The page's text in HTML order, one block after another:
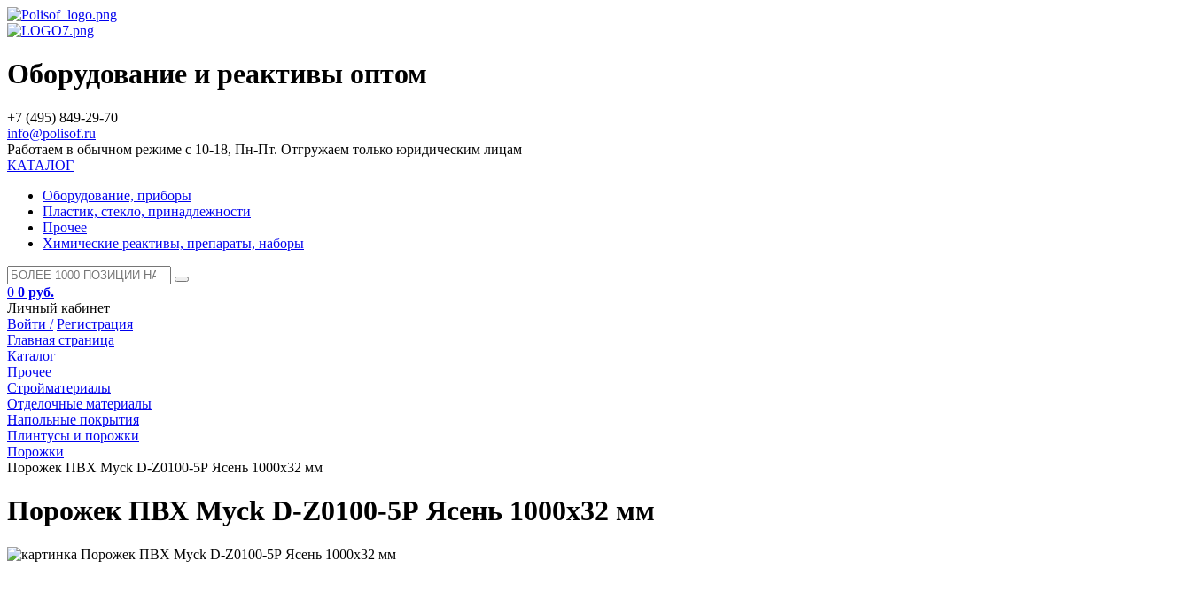
Оборудование и реактивы оптом
+7 (495) 849-29-70
info@polisof.ru
Работаем в обычном режиме с 10-18, Пн-Пт. Отгружаем только юридическим лицам
КАТАЛОГ
Оборудование, приборы
Пластик, стекло, принадлежности
Прочее
Химические реактивы, препараты, наборы
0 0 руб.
Личный кабинет
Войти / Регистрация
Главная страница
Каталог
Прочее
Стройматериалы
Отделочные материалы
Напольные покрытия
Плинтусы и порожки
Порожки
Порожек ПВХ Myck D-Z0100-5Р Ясень 1000х32 мм
Порожек ПВХ Myck D-Z0100-5Р Ясень 1000х32 мм